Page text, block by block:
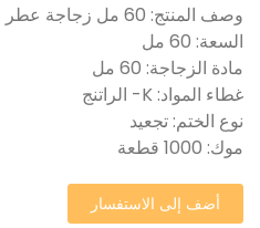
وصف المنتج: 60 مل زجاجة عطر زجاجية مربعة مسطحة
السعة: 60 مل
مادة الزجاجة: 60 مل
غطاء المواد: K- الراتنج
نوع الختم: تجعيد
موك: 1000 قطعة
أضف إلى الاستفسار